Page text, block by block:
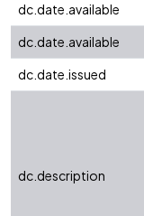
dc.date.available
dc.date.available
dc.date.issued
dc.description